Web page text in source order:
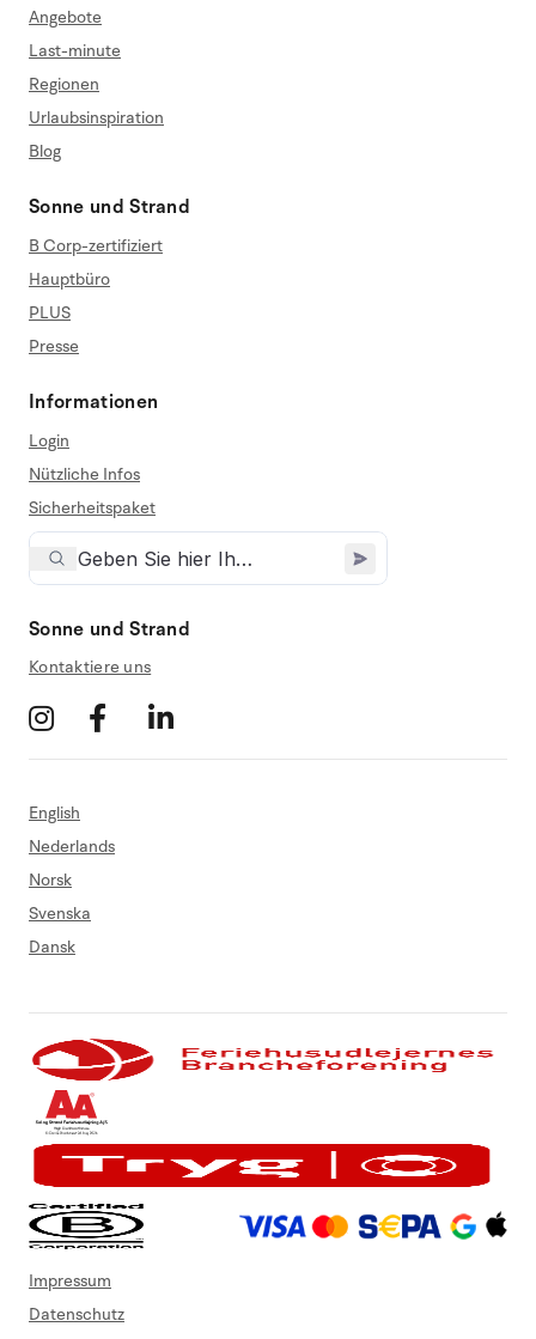
Angebote
Last-minute
Regionen
Urlaubsinspiration
Blog
Sonne und Strand
B Corp-zertifiziert
Hauptbüro
PLUS
Presse
Informationen
Login
Nützliche Infos
Sicherheitspaket
Sonne und Strand
Kontaktiere uns
English
Nederlands
Norsk
Svenska
Dansk
Impressum
Datenschutz